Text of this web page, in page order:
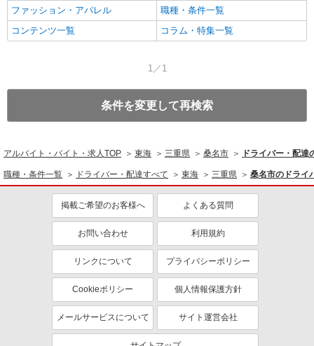
ファッション・アパレル
職種・条件一覧
コンテンツ一覧
コラム・特集一覧
1／1
条件を変更して再検索
アルバイト・バイト・求人TOP 東海 三重県 桑名市 ドライバー・配
職種・条件一覧 ドライバー・配達すべて 東海 三重県 桑名市のドライ
掲載ご希望のお客様へ よくある質問
お問い合わせ 利用規約
リンクについて プライバシーポリシー
Cookieポリシー 個人情報保護方針
メールサービスについて サイト運営会社